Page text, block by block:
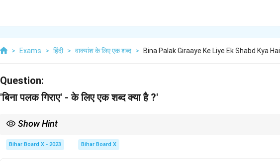
> Exams > हिंदी > वाक्यांश के लिए एक शब्द > Bina Palak Giraaye Ke Liye Ek Shabd Kya Hai
Question:
'बिना पलक गिराए' - के लिए एक शब्द क्या है ?'
Show Hint
Bihar Board X - 2023 Bihar Board X